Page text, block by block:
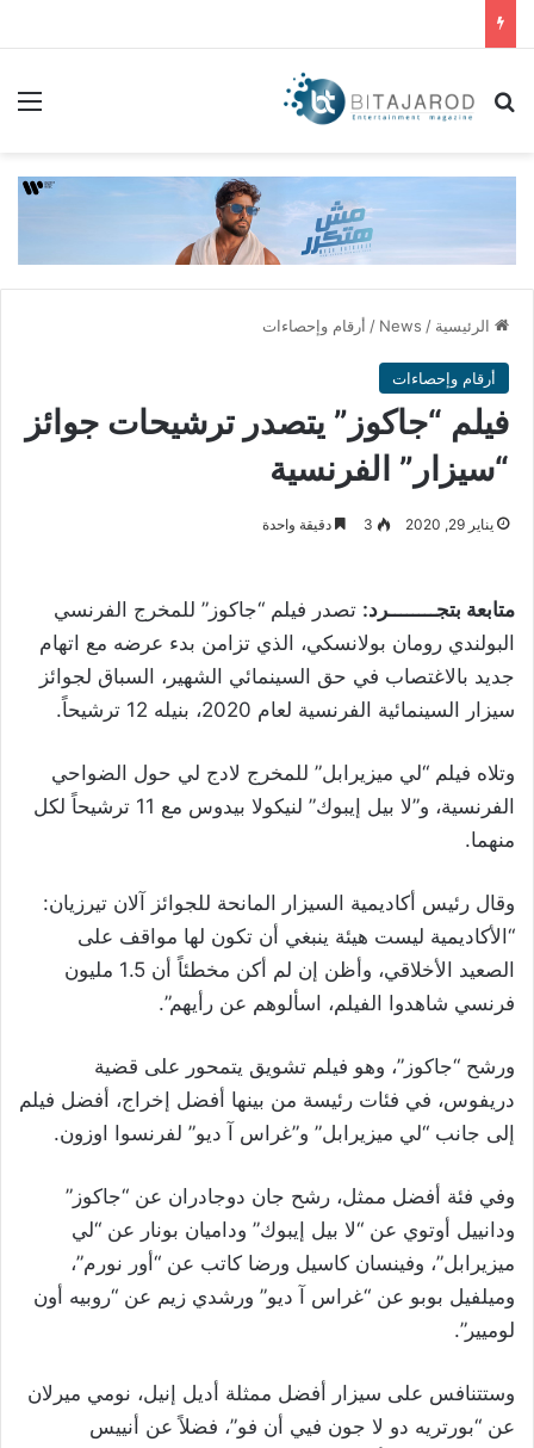
بحث عن
الرئيسية /
News
/ أرقام وإحصاءات
أرقام وإحصاءات
فيلم “جاكوز” يتصدر ترشيحات جوائز
“سيزار” الفرنسية
يناير 29, 2020 3 دقيقة واحدة
متابعة بتجــــــــرد: تصدر فيلم “جاكوز” للمخرج الفرنسي
البولندي رومان بولانسكي، الذي تزامن بدء عرضه مع اتهام
جديد بالاغتصاب في حق السينمائي الشهير، السباق لجوائز
سيزار السينمائية الفرنسية لعام 2020، بنيله 12 ترشيحاً.
وتلاه فيلم “لي ميزيرابل” للمخرج لادج لي حول الضواحي
الفرنسية، و”لا بيل إيبوك” لنيكولا بيدوس مع 11 ترشيحاً لكل
منهما.
وقال رئيس أكاديمية السيزار المانحة للجوائز آلان تيرزيان:
“الأكاديمية ليست هيئة ينبغي أن تكون لها مواقف على
الصعيد الأخلاقي، وأظن إن لم أكن مخطئاً أن 1.5 مليون
فرنسي شاهدوا الفيلم، اسألوهم عن رأيهم”.
ورشح “جاكوز”، وهو فيلم تشويق يتمحور على قضية
دريفوس، في فئات رئيسة من بينها أفضل إخراج، أفضل فيلم
إلى جانب “لي ميزيرابل” و”غراس آ ديو” لفرنسوا اوزون.
وفي فئة أفضل ممثل، رشح جان دوجادران عن “جاكوز”
ودانييل أوتوي عن “لا بيل إيبوك” وداميان بونار عن “لي
ميزيرابل”، وفينسان كاسيل ورضا كاتب عن “أور نورم”،
وميلفيل بوبو عن “غراس آ ديو” ورشدي زيم عن “روبيه أون
لوميير”.
وستتنافس على سيزار أفضل ممثلة أديل إنيل، نومي ميرلان
عن “بورتريه دو لا جون فيي أن فو”، فضلاً عن أنييس